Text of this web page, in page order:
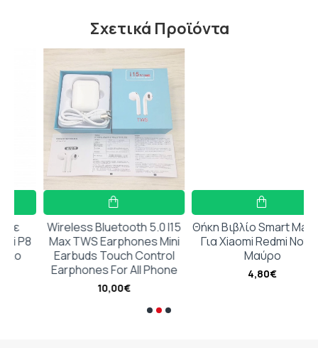
Σχετικά Προϊόντα
Wireless Bluetooth 5.0 I15
Max TWS Earphones Mini
Earbuds Touch Control
Earphones For All Phone
10,00€
Θήκη Βιβλίο Smart Magnet
Για Xiaomi Redmi Note 4
Μαύρο
4,80€